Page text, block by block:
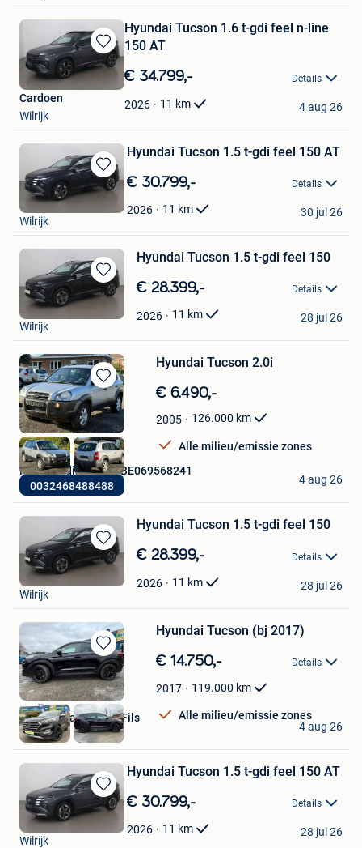
Bewaren
in
Favorieten
Hyundai Tucson 1.6 t-gdi feel n-line
150 AT
€ 34.799,- Details
2026 11 km
Cardoen
Wilrijk
4 aug 26
Bewaren
in
Hyundai Tucson 1.5 t-gdi feel 150 AT
€ 30.799,- Details
2026 11 km
Cardoen
Wilrijk
30 jul 26
Bewaren
in
Hyundai Tucson 1.5 t-gdi feel 150
€ 28.399,- Details
2026 11 km
Cardoen
Wilrijk
28 jul 26
Bewaren
in
Mijn
Favorieten
0032468488488
Hyundai Tucson 2.0i
€ 6.490,-
2005 126.000 km
Alle milieu/emissie zones
Hiwa Trading BTW: BE069568241
Itterbeek
4 aug 26
Bewaren
in
Hyundai Tucson 1.5 t-gdi feel 150
€ 28.399,- Details
2026 11 km
Cardoen
Wilrijk
28 jul 26
Bewaren
in
Mijn
Favorieten
Hyundai Tucson (bj 2017)
€ 14.750,- Details
2017 119.000 km
Alle milieu/emissie zones
Garage Marchand &Fils
Mettet
4 aug 26
Bewaren
in
Hyundai Tucson 1.5 t-gdi feel 150 AT
€ 30.799,- Details
2026 11 km
Cardoen
Wilrijk
28 jul 26